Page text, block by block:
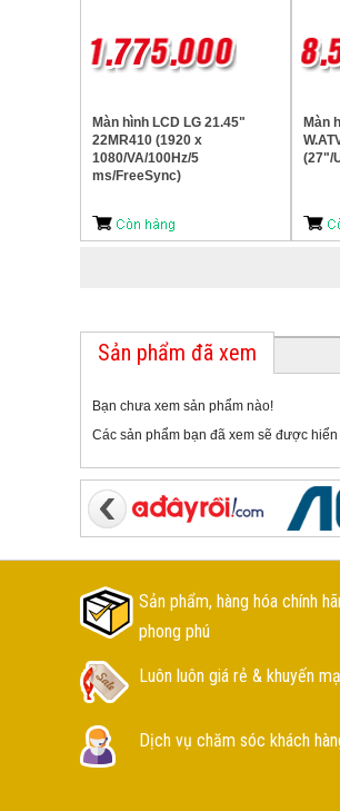
Màn hình LCD LG 21.45"
22MR410 (1920 x
1080/VA/100Hz/5
ms/FreeSync)
Màn
(27"/
Sản phẩm đã xem
Bạn chưa xem sản phẩm nào!
Các sản phẩm bạn đã xem sẽ được
Sản phẩm, hàng hóa chính
phong phú
Luôn luôn giá rẻ & khuyến
Dịch vụ chăm sóc khách